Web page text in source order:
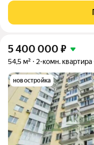
изолированные комнаты,
балкон и две лоджии!
5 400 000 ₽
54,5 м² 2-комн. квартира
новостройка